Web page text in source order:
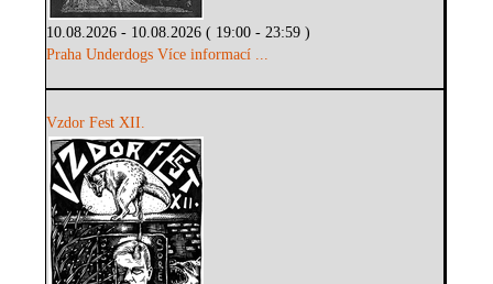
10.08.2026 - 10.08.2026 ( 19:00 - 23:59 )
Praha Underdogs Více informací ...
Vzdor Fest XII.